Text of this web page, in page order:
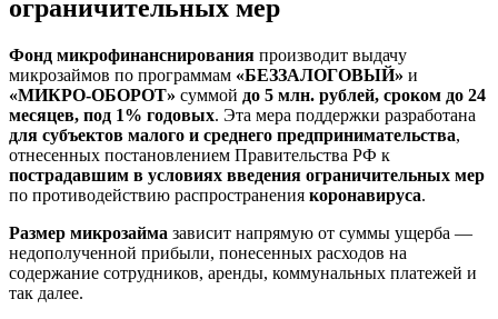
ограничительных мер
Фонд микрофинанснирования производит выдачу
микрозаймов по программам «БЕЗЗАЛОГОВЫЙ» и
«МИКРО-ОБОРОТ» суммой до 5 млн. рублей, сроком до 24
месяцев, под 1% годовых. Эта мера поддержки разработана
для субъектов малого и среднего предпринимательства,
отнесенных постановлением Правительства РФ к
пострадавшим в условиях введения ограничительных мер
по противодействию распространения коронавируса.
Размер микрозайма зависит напрямую от суммы ущерба —
недополученной прибыли, понесенных расходов на
содержание сотрудников, аренды, коммунальных платежей и
так далее.